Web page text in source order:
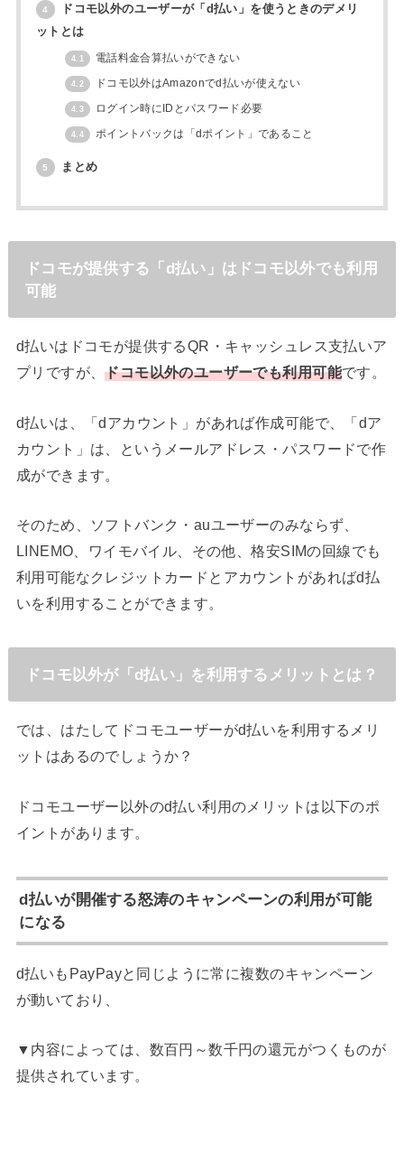
4
ドコモ以外のユーザーが「d払い」を使うときのデメリ
ットとは
4.1 電話料金合算払いができない
4.2 ドコモ以外はAmazonでd払いが使えない
4.3 ログイン時にIDとパスワード必要
4.4 ポイントバックは「dポイント」であること
5 まとめ
ドコモが提供する「d払い」はドコモ以外でも利用
可能
d払いはドコモが提供するQR・キャッシュレス支払いア
プリですが、ドコモ以外のユーザーでも利用可能です。
d払いは、「dアカウント」があれば作成可能で、「dア
カウント」は、というメールアドレス・パスワードで作
成ができます。
そのため、ソフトバンク・auユーザーのみならず、
LINEMO、ワイモバイル、その他、格安SIMの回線でも
利用可能なクレジットカードとアカウントがあればd払
いを利用することができます。
ドコモ以外が「d払い」を利用するメリットとは？
では、はたしてドコモユーザーがd払いを利用するメリ
ットはあるのでしょうか？
ドコモユーザー以外のd払い利用のメリットは以下のポ
イントがあります。
d払いが開催する怒涛のキャンペーンの利用が可能
になる
d払いもPayPayと同じように常に複数のキャンペーン
が動いており、
▼内容によっては、数百円～数千円の還元がつくものが
提供されています。